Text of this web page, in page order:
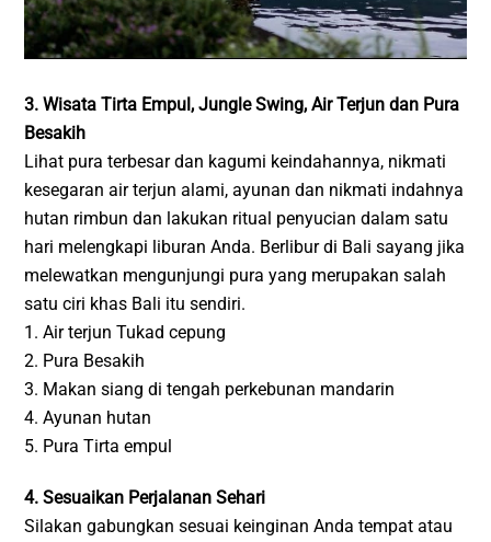
3. Wisata Tirta Empul, Jungle Swing, Air Terjun dan Pura
Besakih
Lihat pura terbesar dan kagumi keindahannya, nikmati
kesegaran air terjun alami, ayunan dan nikmati indahnya
hutan rimbun dan lakukan ritual penyucian dalam satu
hari melengkapi liburan Anda. Berlibur di Bali sayang jika
melewatkan mengunjungi pura yang merupakan salah
satu ciri khas Bali itu sendiri.
1. Air terjun Tukad cepung
2. Pura Besakih
3. Makan siang di tengah perkebunan mandarin
4. Ayunan hutan
5. Pura Tirta empul
4. Sesuaikan Perjalanan Sehari
Silakan gabungkan sesuai keinginan Anda tempat atau